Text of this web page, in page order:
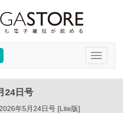
Toggle
24日号
2026年5月24日号 [Lite版]